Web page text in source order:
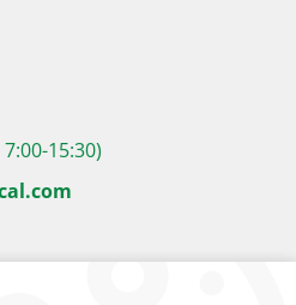
7:00-15:30)